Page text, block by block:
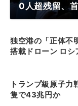
0人超残留、
独空港の「正体不
搭載ドローン ロシ
トランプ級原子力
隻で43兆円か